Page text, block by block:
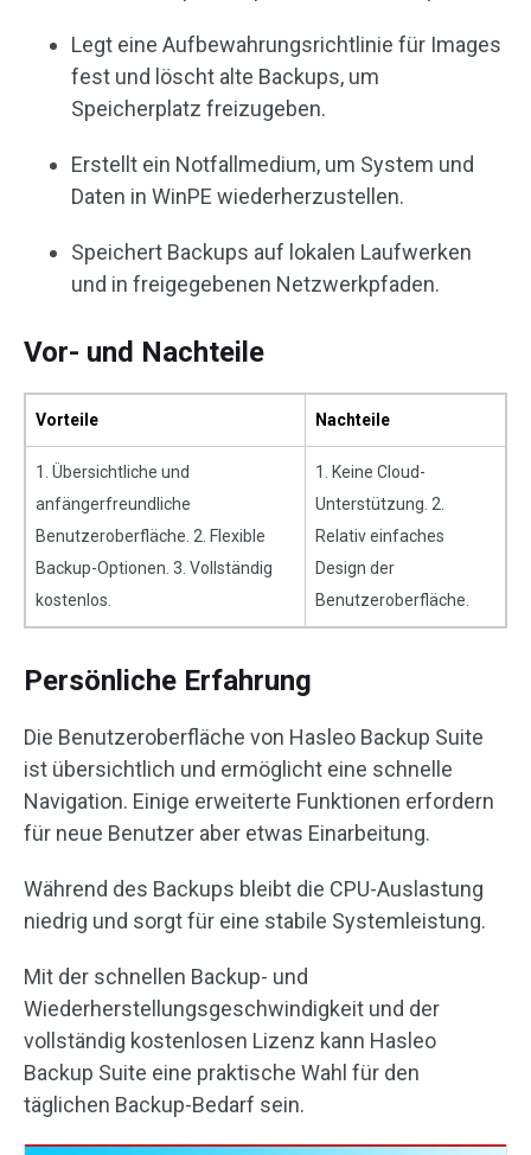
Legt eine Aufbewahrungsrichtlinie für Images
fest und löscht alte Backups, um
Speicherplatz freizugeben.
Erstellt ein Notfallmedium, um System und
Daten in WinPE wiederherzustellen.
Speichert Backups auf lokalen Laufwerken
und in freigegebenen Netzwerkpfaden.
Vor- und Nachteile
Vorteile Nachteile
1. Übersichtliche und
anfängerfreundliche
Benutzeroberfläche. 2. Flexible
Backup-Optionen. 3. Vollständig
kostenlos.
1. Keine Cloud-
Unterstützung. 2.
Relativ einfaches
Design der
Benutzeroberfläche.
Persönliche Erfahrung
Die Benutzeroberfläche von Hasleo Backup Suite
ist übersichtlich und ermöglicht eine schnelle
Navigation. Einige erweiterte Funktionen erfordern
für neue Benutzer aber etwas Einarbeitung.
Während des Backups bleibt die CPU-Auslastung
niedrig und sorgt für eine stabile Systemleistung.
Mit der schnellen Backup- und
Wiederherstellungsgeschwindigkeit und der
vollständig kostenlosen Lizenz kann Hasleo
Backup Suite eine praktische Wahl für den
täglichen Backup-Bedarf sein.